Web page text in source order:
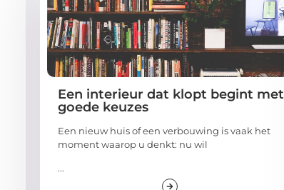
Een interieur dat klopt begint met
goede keuzes
Een nieuw huis of een verbouwing is vaak het
moment waarop u denkt: nu wil
...